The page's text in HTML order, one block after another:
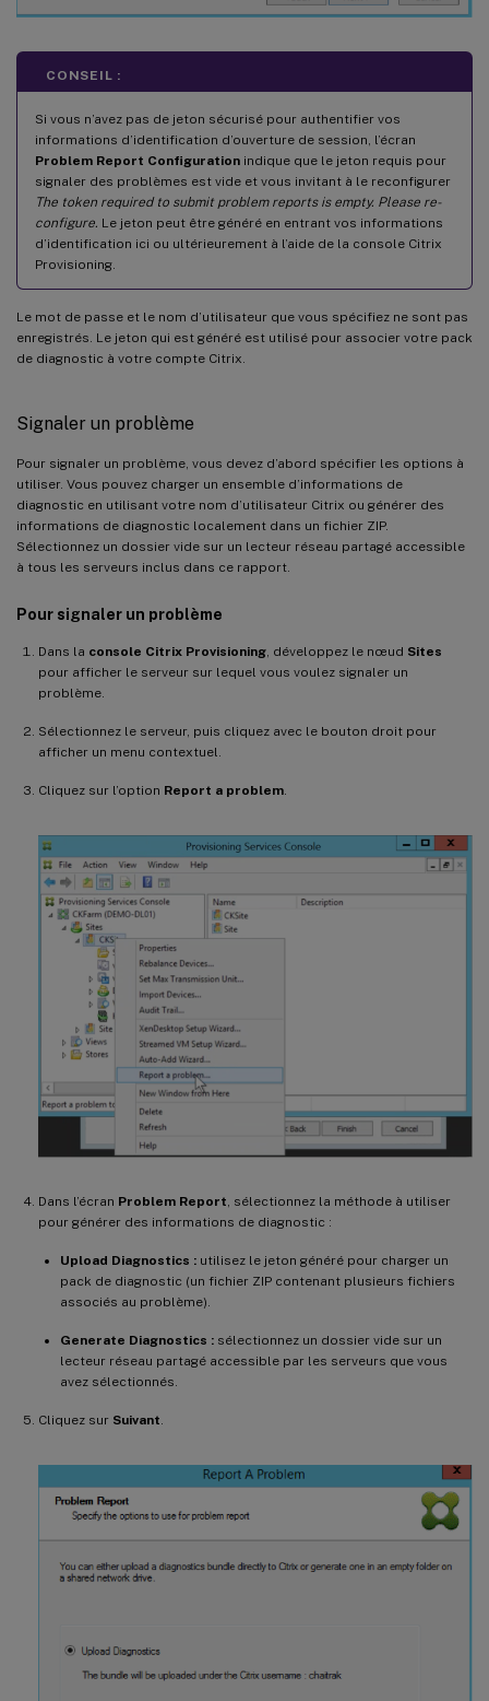
CONSEIL :
Si vous n’avez pas de jeton sécurisé pour authentifier vos
informations d’identification d’ouverture de session, l’écran
Problem Report Configuration indique que le jeton requis pour
signaler des problèmes est vide et vous invitant à le reconfigurer
The token required to submit problem reports is empty. Please re-
configure. Le jeton peut être généré en entrant vos informations
d’identification ici ou ultérieurement à l’aide de la console Citrix
Provisioning.
Le mot de passe et le nom d’utilisateur que vous spécifiez ne sont pas
enregistrés. Le jeton qui est généré est utilisé pour associer votre pack
de diagnostic à votre compte Citrix.
Signaler un problème
Pour signaler un problème, vous devez d’abord spécifier les options à
utiliser. Vous pouvez charger un ensemble d’informations de
diagnostic en utilisant votre nom d’utilisateur Citrix ou générer des
informations de diagnostic localement dans un fichier ZIP.
Sélectionnez un dossier vide sur un lecteur réseau partagé accessible
à tous les serveurs inclus dans ce rapport.
Pour signaler un problème
Dans la console Citrix Provisioning, développez le nœud Sites
pour afficher le serveur sur lequel vous voulez signaler un
problème.
Sélectionnez le serveur, puis cliquez avec le bouton droit pour
afficher un menu contextuel.
Cliquez sur l’option Report a problem.
Dans l’écran Problem Report, sélectionnez la méthode à utiliser
pour générer des informations de diagnostic :
Upload Diagnostics : utilisez le jeton généré pour charger un
pack de diagnostic (un fichier ZIP contenant plusieurs fichiers
associés au problème).
Generate Diagnostics : sélectionnez un dossier vide sur un
lecteur réseau partagé accessible par les serveurs que vous
avez sélectionnés.
Cliquez sur Suivant.